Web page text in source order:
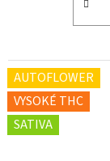
AUTOFLOWER
VYSOKÉ THC
SATIVA